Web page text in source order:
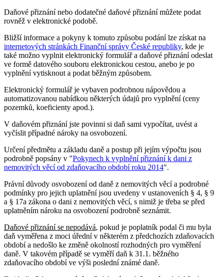
Daňové přiznání nebo dodatečné daňové přiznání můžete podat
rovněž v elektronické podobě.
Bližší informace a pokyny k tomuto způsobu podání lze získat na
internetových stránkách Finanční správy České republiky, kde je
také možno vyplnit elektronický formulář a daňové přiznání odeslat
ve formě datového souboru elektronickou cestou, anebo je po
vyplnění vytisknout a podat běžným způsobem.
Elektronický formulář je vybaven podrobnou nápovědou a
automatizovanou nabídkou některých údajů pro vyplnění (ceny
pozemků, koeficienty apod.).
V daňovém přiznání jste povinni si daň sami vypočítat, uvést a
vyčíslit případné nároky na osvobození.
Určení předmětu a základu daně a postup při jejím výpočtu jsou
podrobně popsány v "Pokynech k vyplnění přiznání k dani z
nemovitých věcí od zdaňovacího období roku 2014".
Právní důvody osvobození od daně z nemovitých věcí a podrobné
podmínky pro jejich uplatnění jsou uvedeny v ustanoveních § 4, § 9
a § 17a zákona o dani z nemovitých věcí, s nimiž je třeba se před
uplatněním nároku na osvobození podrobně seznámit.
Daňové přiznání se nepodává, pokud je poplatník podal či mu byla
daň vyměřena z moci úřední v některém z předchozích zdaňovacích
období a nedošlo ke změně okolností rozhodných pro vyměření
daně. V takovém případě se vyměří daň k 31.1. běžného
zdaňovacího období ve výši poslední známé daně.